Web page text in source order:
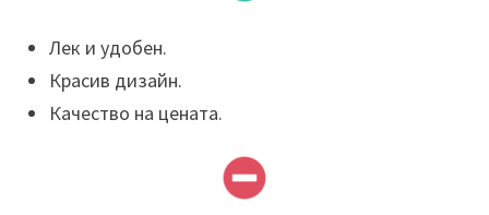
Лек и удобен.
Красив дизайн.
Качество на цената.